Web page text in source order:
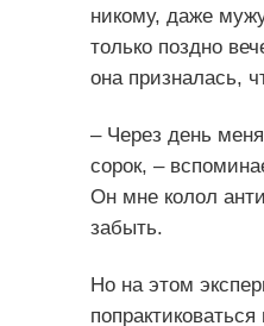
никому, даже
только поздно
она призналась,
– Через день
сорок, –
Он мне колол
забыть.
Но на этом